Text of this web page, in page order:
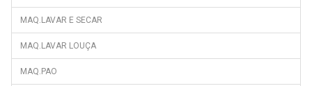
FR-280
FR-3802
FR-581
MAQ.LAVAR E SECAR
MAQ.LAVAR LOUÇA
MAQ.PAO